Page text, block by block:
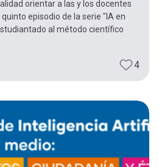
orientar a las y los docentes
episodio de la serie "IA en
al método científico
4